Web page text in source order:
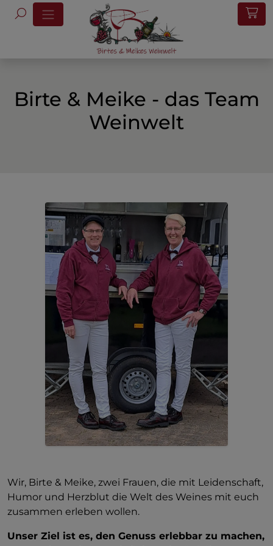
Birte & Meike - das Team
Weinwelt
Wir, Birte & Meike, zwei Frauen, die mit Leidenschaft,
Humor und Herzblut die Welt des Weines mit euch
zusammen erleben wollen.
Unser Ziel ist es, den Genuss erlebbar zu machen,